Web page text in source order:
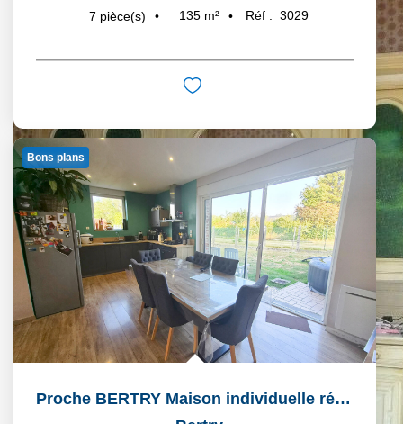
7 pièce(s) 135 m² Réf : 3029
Bons plans
Proche BERTRY Maison individuelle rénovée